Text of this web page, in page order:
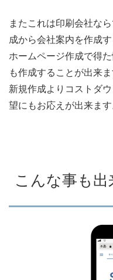
またこれは印刷会社な
成から会社案内を作成
ホームページ作成で得
も作成することが出来ま
新規作成よりコストダ
望にもお応えが出来ます
こんな事も出